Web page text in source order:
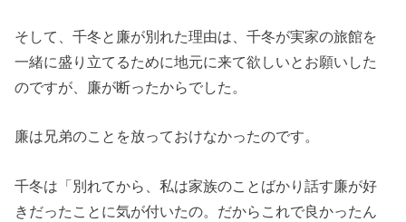
そして、千冬と廉が別れた理由は、千冬が実家の旅館を
一緒に盛り立てるために地元に来て欲しいとお願いした
のですが、廉が断ったからでした。
廉は兄弟のことを放っておけなかったのです。
千冬は「別れてから、私は家族のことばかり話す廉が好
きだったことに気が付いたの。だからこれで良かったん